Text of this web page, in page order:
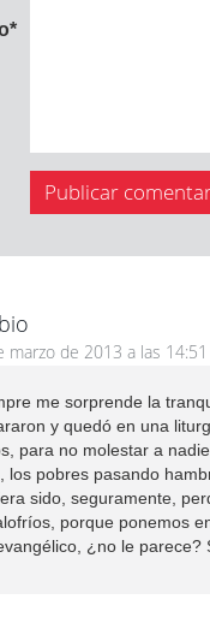
*
marzo de 2013 a las 14:51
me sorprende la
y quedó en una
para no molestar a
los pobres pasando
sido, seguramente,
porque ponemos
¿no le parece?